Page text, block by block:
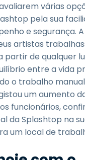
várias
pela sua
e segurança.
artistas
partir de qualquer
entre a vida
o trabalho
um aumento
funcionários,
da Splashtop na
um local de